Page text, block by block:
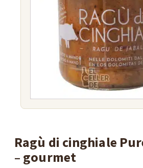
Ragù di cinghiale
– gourmet